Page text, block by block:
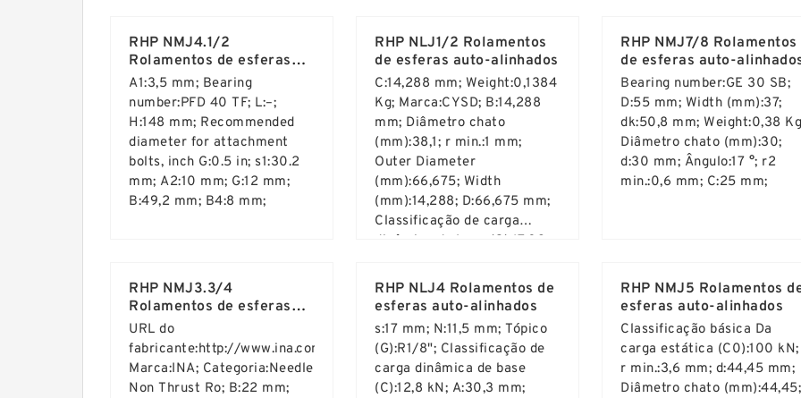
RHP NMJ4.1/2
Rolamentos de esferas
auto-alinhados
A1:3,5 mm; Bearing
number:PFD 40 TF; L:–;
H:148 mm; Recommended
diameter for attachment
bolts, inch G:0.5 in; s1:30.2
mm; A2:10 mm; G:12 mm;
B:49,2 mm; B4:8 mm;
RHP NLJ1/2 Rolamentos
de esferas auto-alinhados
C:14,288 mm; Weight:0,1384
Kg; Marca:CYSD; B:14,288
mm; Diâmetro chato
(mm):38,1; r min.:1 mm;
Outer Diameter
(mm):66,675; Width
(mm):14,288; D:66,675 mm;
Classificação de carga
dinâmica de base (C):17,03
RHP NMJ7/8 Rolamentos
de esferas auto-
Bearing number:GE 30 SB;
D:55 mm; Width (mm):37;
dk:50,8 mm; Weight:0,38
Diâmetro chato (mm):30;
d:30 mm; Ângulo:17 °; r2
min.:0,6 mm; C:25 mm;
RHP NMJ3.3/4
Rolamentos de esferas
auto-alinhados
URL do
fabricante:http://www.ina.com;
Marca:INA; Categoria:Needle
Non Thrust Ro; B:22 mm;
RHP NLJ4 Rolamentos de
esferas auto-alinhados
s:17 mm; N:11,5 mm; Tópico
(G):R1/8"; Classificação de
carga dinâmica de base
(C):12,8 kN; A:30,3 mm;
RHP NMJ5 Rolamentos
esferas auto-alinhados
Classificação básica Da
carga estática (C0):100 kN;
r min.:3,6 mm; d:44,45 mm;
Diâmetro chato (mm):44,45;